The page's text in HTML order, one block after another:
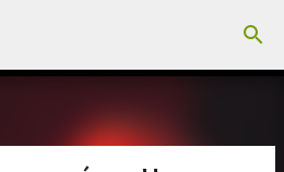
κύριο περιεχόμενο